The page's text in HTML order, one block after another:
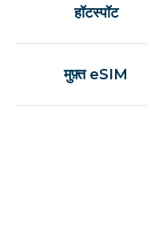
हॉटस्पॉट
मुफ़्त eSIM